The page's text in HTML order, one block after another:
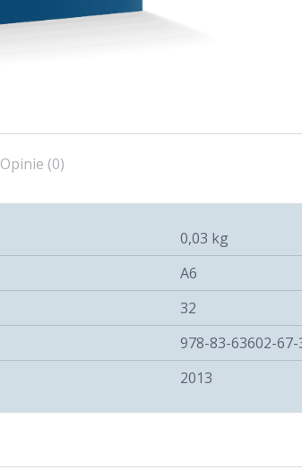
Opinie (0)
0,03 kg
A6
32
978-83-63602-67-
2013